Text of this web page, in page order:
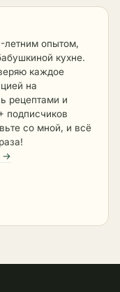
летним опытом,
кухне.
каждое
на
рецептами и
подписчиков
со мной, и всё
→